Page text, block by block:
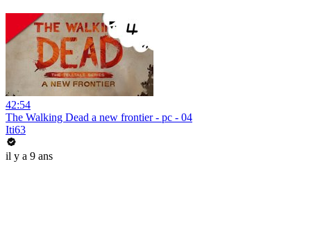
42:54
The Walking Dead a new frontier - pc - 04
Iti63
il y a 9 ans